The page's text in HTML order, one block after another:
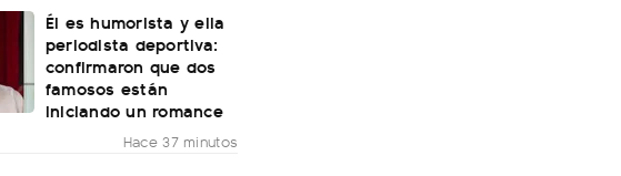
Él es humorista y ella
periodista deportiva:
confirmaron que dos
famosos están
iniciando un romance
Hace 37 minutos